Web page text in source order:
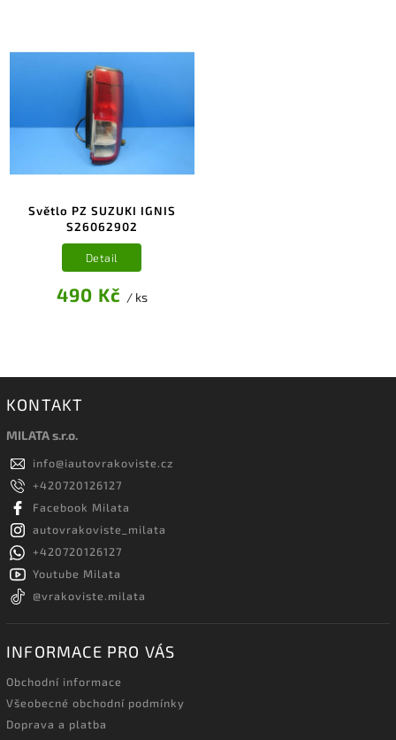
Světlo PZ SUZUKI IGNIS
S26062902
490 Kč / ks
Detail
KONTAKT
MILATA s.r.o.
info@iautovrakoviste.cz
+420720126127
Facebook Milata
autovrakoviste_milata
+420720126127
Youtube Milata
@vrakoviste.milata
INFORMACE PRO VÁS
Obchodní informace
Všeobecné obchodní podmínky
Doprava a platba